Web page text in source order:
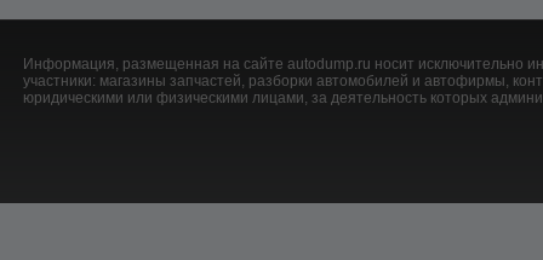
Информация, размещенная на сайте autodump.ru носит исключительно
участники: магазины запчастей, разборки автомобилей и автофирмы,
юридическими или физическими лицами, за деятельность которых